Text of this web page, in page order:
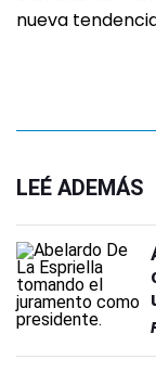
nueva
LEÉ ADEMÁS